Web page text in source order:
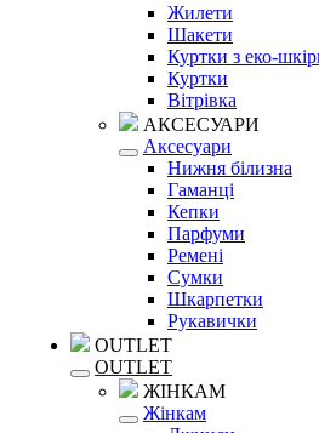
Жилети
Шакети
Куртки з еко-
Куртки
Вітрівка
АКСЕСУАРИ
Аксесуари
Нижня білизна
Гаманці
Кепки
Парфуми
Ремені
Сумки
Шкарпетки
Рукавички
OUTLET
OUTLET
ЖІНКАМ
Жінкам